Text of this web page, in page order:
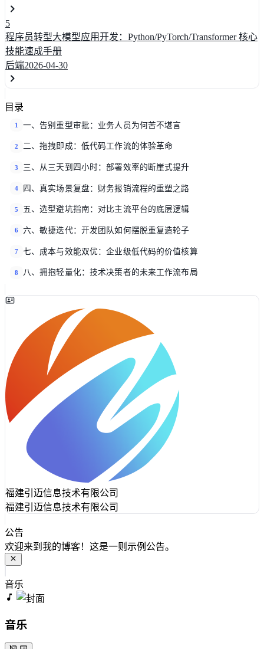
5
程序员转型大模型应用开发：Python/PyTorch/Transformer 核心
技能速成手册
后端2026-04-30
目录
1 一、告别重型审批：业务人员为何苦不堪言
2 二、拖拽即成：低代码工作流的体验革命
3 三、从三天到四小时：部署效率的断崖式提升
4 四、真实场景复盘：财务报销流程的重塑之路
5 五、选型避坑指南：对比主流平台的底层逻辑
6 六、敏捷迭代：开发团队如何摆脱重复造轮子
7 七、成本与效能双优：企业级低代码的价值核算
8 八、拥抱轻量化：技术决策者的未来工作流布局
福建引迈信息技术有限公司
福建引迈信息技术有限公司
公告
欢迎来到我的博客！这是一则示例公告。
音乐
音乐